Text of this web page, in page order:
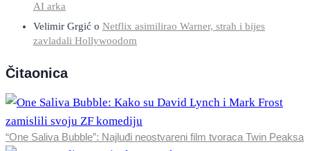
AI arka
Velimir Grgić o Netflix asimilirao Warner, strah i bijes
zavladali Hollywoodom
Čitaonica
“One Saliva Bubble”: Najluđi neostvareni film tvoraca Twin Peaksa